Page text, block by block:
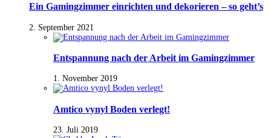
Ein Gamingzimmer einrichten und dekorieren – so geht’s
2. September 2021
Entspannung nach der Arbeit im Gamingzimmer
1. November 2019
Amtico vynyl Boden verlegt!
23. Juli 2019